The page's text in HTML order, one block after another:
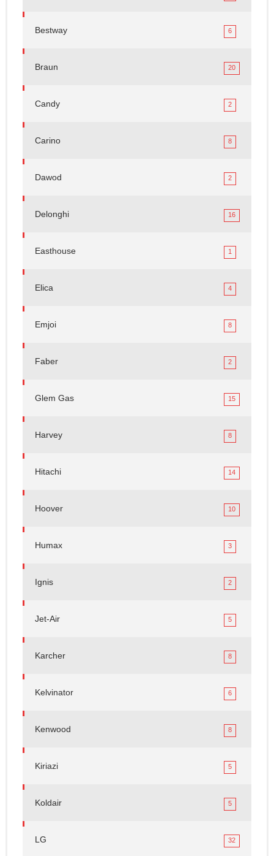
Bestway 6
Braun 20
Candy 2
Carino 8
Dawod 2
Delonghi 16
Easthouse 1
Elica 4
Emjoi 8
Faber 2
Glem Gas 15
Harvey 8
Hitachi 14
Hoover 10
Humax 3
Ignis 2
Jet-Air 5
Karcher 8
Kelvinator 6
Kenwood 8
Kiriazi 5
Koldair 5
LG 32